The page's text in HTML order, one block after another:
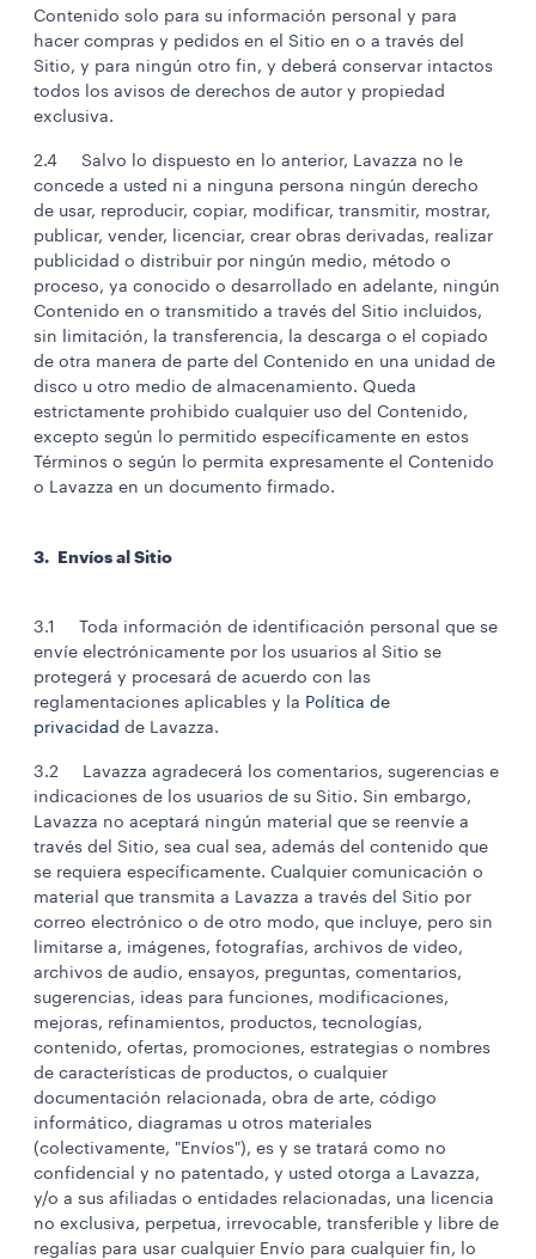
Contenido solo para su información personal y para
hacer compras y pedidos en el Sitio en o a través del
Sitio, y para ningún otro fin, y deberá conservar intactos
todos los avisos de derechos de autor y propiedad
exclusiva.
2.4 Salvo lo dispuesto en lo anterior, Lavazza no le
concede a usted ni a ninguna persona ningún derecho
de usar, reproducir, copiar, modificar, transmitir, mostrar,
publicar, vender, licenciar, crear obras derivadas, realizar
publicidad o distribuir por ningún medio, método o
proceso, ya conocido o desarrollado en adelante, ningún
Contenido en o transmitido a través del Sitio incluidos,
sin limitación, la transferencia, la descarga o el copiado
de otra manera de parte del Contenido en una unidad de
disco u otro medio de almacenamiento. Queda
estrictamente prohibido cualquier uso del Contenido,
excepto según lo permitido específicamente en estos
Términos o según lo permita expresamente el Contenido
o Lavazza en un documento firmado.
3. Envíos al Sitio
3.1 Toda información de identificación personal que se
envíe electrónicamente por los usuarios al Sitio se
protegerá y procesará de acuerdo con las
reglamentaciones aplicables y la Política de
privacidad de Lavazza.
3.2 Lavazza agradecerá los comentarios, sugerencias e
indicaciones de los usuarios de su Sitio. Sin embargo,
Lavazza no aceptará ningún material que se reenvíe a
través del Sitio, sea cual sea, además del contenido que
se requiera específicamente. Cualquier comunicación o
material que transmita a Lavazza a través del Sitio por
correo electrónico o de otro modo, que incluye, pero sin
limitarse a, imágenes, fotografías, archivos de video,
archivos de audio, ensayos, preguntas, comentarios,
sugerencias, ideas para funciones, modificaciones,
mejoras, refinamientos, productos, tecnologías,
contenido, ofertas, promociones, estrategias o nombres
de características de productos, o cualquier
documentación relacionada, obra de arte, código
informático, diagramas u otros materiales
(colectivamente, "Envíos"), es y se tratará como no
confidencial y no patentado, y usted otorga a Lavazza,
y/o a sus afiliadas o entidades relacionadas, una licencia
no exclusiva, perpetua, irrevocable, transferible y libre de
regalías para usar cualquier Envío para cualquier fin, lo